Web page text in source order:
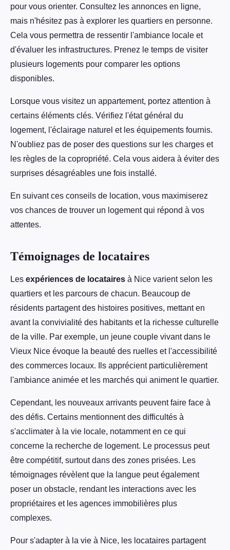
pour vous orienter. Consultez les annonces en ligne,
mais n'hésitez pas à explorer les quartiers en personne.
Cela vous permettra de ressentir l'ambiance locale et
d'évaluer les infrastructures. Prenez le temps de visiter
plusieurs logements pour comparer les options
disponibles.
Lorsque vous visitez un appartement, portez attention à
certains éléments clés. Vérifiez l'état général du
logement, l'éclairage naturel et les équipements fournis.
N'oubliez pas de poser des questions sur les charges et
les règles de la copropriété. Cela vous aidera à éviter des
surprises désagréables une fois installé.
En suivant ces conseils de location, vous maximiserez
vos chances de trouver un logement qui répond à vos
attentes.
Témoignages de locataires
Les expériences de locataires à Nice varient selon les
quartiers et les parcours de chacun. Beaucoup de
résidents partagent des histoires positives, mettant en
avant la convivialité des habitants et la richesse culturelle
de la ville. Par exemple, un jeune couple vivant dans le
Vieux Nice évoque la beauté des ruelles et l'accessibilité
des commerces locaux. Ils apprécient particulièrement
l'ambiance animée et les marchés qui animent le quartier.
Cependant, les nouveaux arrivants peuvent faire face à
des défis. Certains mentionnent des difficultés à
s'acclimater à la vie locale, notamment en ce qui
concerne la recherche de logement. Le processus peut
être compétitif, surtout dans des zones prisées. Les
témoignages révèlent que la langue peut également
poser un obstacle, rendant les interactions avec les
propriétaires et les agences immobilières plus
complexes.
Pour s'adapter à la vie à Nice, les locataires partagent